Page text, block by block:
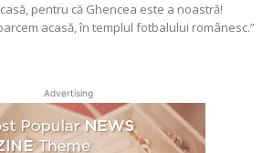
pentru că Ghencea este a noastră!
acasă, în templul fotbalului românesc.”
Advertising